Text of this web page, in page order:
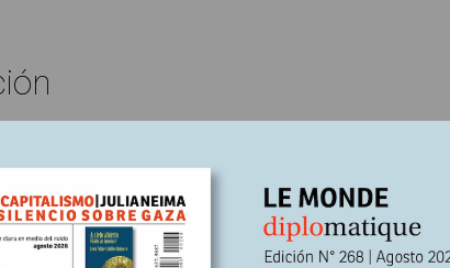
en la sociedad de la
y del conocimiento